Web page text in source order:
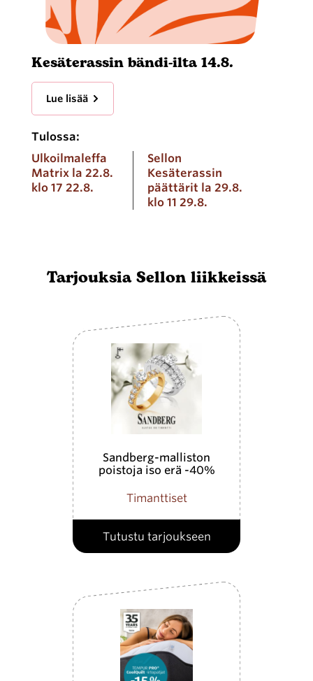
Kesäterassin bändi-ilta 14.8.
Lue lisää
Tulossa:
Ulkoilmaleffa
Matrix la 22.8.
klo 17 22.8.
Sellon
Kesäterassin
päättärit la 29.8.
klo 11 29.8.
Tarjouksia Sellon liikkeissä
Sandberg-malliston
poistoja iso erä -40%
Timanttiset
Tutustu tarjoukseen